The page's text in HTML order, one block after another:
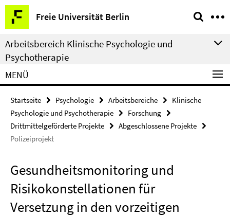
Springe
direkt
zu
Inhalt
Freie Universität Berlin
Service-
Navigation
Arbeitsbereich Klinische Psychologie und
Psychotherapie
MENÜ
Startseite Psychologie Arbeitsbereiche
Klinische
Psychologie und Psychotherapie
Forschung
Drittmittelgeförderte Projekte
Abgeschlossene Projekte
Polizeiprojekt
Gesundheitsmonitoring und
Risikokonstellationen für
Versetzung in den vorzeitigen